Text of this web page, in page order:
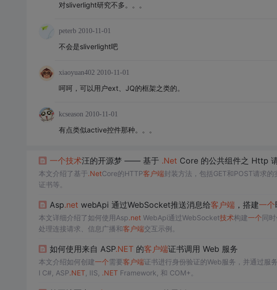
对sliverlight研究不多。。。
peterb 2010-11-01
不会是sliverlight吧
xiaoyuan402 2010-11-01
呵呵，可以用户ext、JQ的框架之类的。
kcseason 2010-11-01
有点类似active控件那种。。。
一个技术汪的开源梦 —— 基于 .Net Core 的公共组件之 Http
本文介绍了基于.NetCore的HTTP客户端封装方法，包括GET和POST请求
证书等。
Asp.net webApi 通过WebSocket推送消息给客户端 ，搭建一个
本文详细介绍了如何使用Asp.netWebApi通过WebSocket技术构建一个同
处理连接请求、信息广播和客户端交互示例。
如何使用来自 ASP.NET的客户端证书调用 Web 服务
本文介绍如何创建一个需要客户端证书进行身份验证的Web服务，并通过服
l C#, ASP.NET, IIS, .NETFramework, 和 COM+。